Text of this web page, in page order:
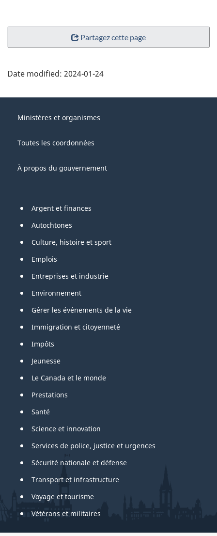
Partagez cette page
Date modified: 2024-01-24
thisGouvernement
Canada
Ministères et organismes
Toutes les coordonnées
À propos du gouvernement
Pied
de
page
Argent et finances
Autochtones
Culture, histoire et sport
Emplois
Entreprises et industrie
Environnement
Gérer les événements de la vie
Immigration et citoyenneté
Impôts
Jeunesse
Le Canada et le monde
Prestations
Santé
Science et innovation
Services de police, justice et urgences
Sécurité nationale et défense
Transport et infrastructure
Voyage et tourisme
Vétérans et militaires